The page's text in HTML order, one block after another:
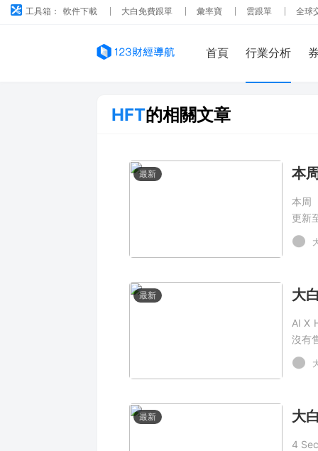
工具箱： 軟件下載 大白免費跟單 彙率寶 雲跟單 全球
首頁 行業分析
HFT的相關文章
最新 本
本周
更新
載。
最新
AI X
沒有
最新
4